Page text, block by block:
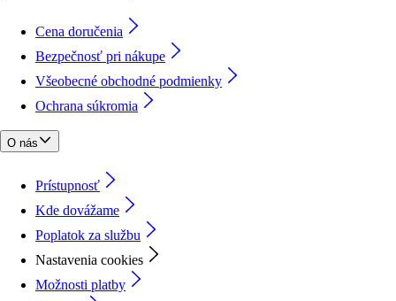
Cena doručenia
Bezpečnosť pri nákupe
Všeobecné obchodné podmienky
Ochrana súkromia
O nás
Prístupnosť
Kde dovážame
Poplatok za službu
Nastavenia cookies
Možnosti platby